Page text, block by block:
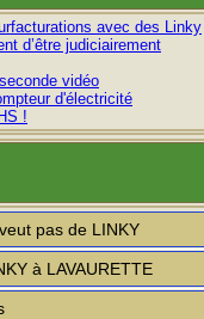
avec des Linky
d’être judiciairement
vidéo
d'électricité
!
pas de LINKY
à LAVAURETTE